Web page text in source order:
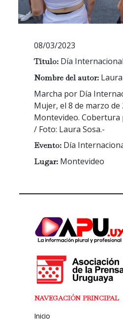
08/03/2023
Título: Día
Nombre del autor:
Marcha por Día
Mujer, el 8 de marzo de
Montevideo. Cobertura
/ Foto: Laura Sosa.-
Evento: Día
Lugar: Montevideo
NAVEGACIÓN PRINCIPAL
Inicio